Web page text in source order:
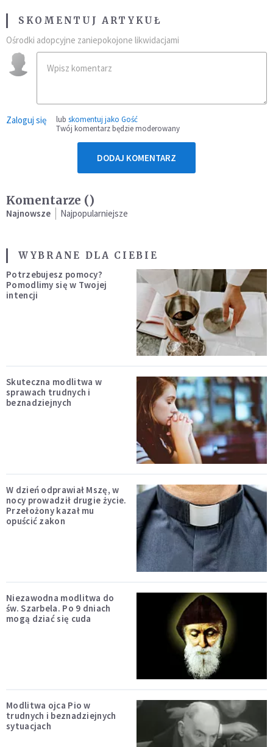
SKOMENTUJ ARTYKUŁ
Ośrodki adopcyjne zaniepokojone likwidacjami
Zaloguj się lub skomentuj jako Gość
Twój komentarz będzie moderowany
DODAJ KOMENTARZ
Komentarze ()
Najnowsze Najpopularniejsze
WYBRANE DLA CIEBIE
Potrzebujesz pomocy?
Pomodlimy się w Twojej
intencji
Skuteczna modlitwa w
sprawach trudnych i
beznadziejnych
W dzień odprawiał Mszę, w
nocy prowadził drugie życie.
Przełożony kazał mu
opuścić zakon
Niezawodna modlitwa do
św. Szarbela. Po 9 dniach
mogą dziać się cuda
Modlitwa ojca Pio w
trudnych i beznadziejnych
sytuacjach